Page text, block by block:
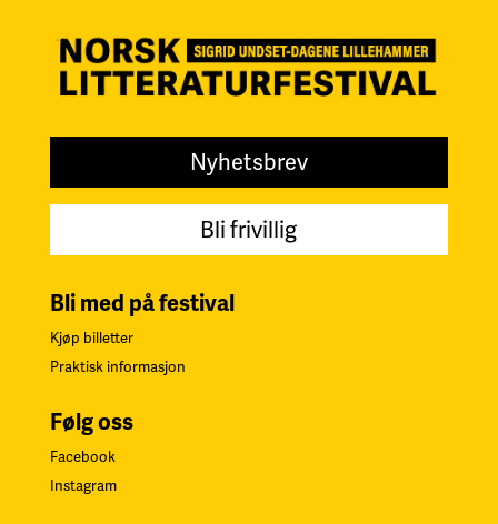
Nyhetsbrev
Bli frivillig
Bli med på festival
Kjøp billetter
Praktisk informasjon
Følg oss
Facebook
Instagram